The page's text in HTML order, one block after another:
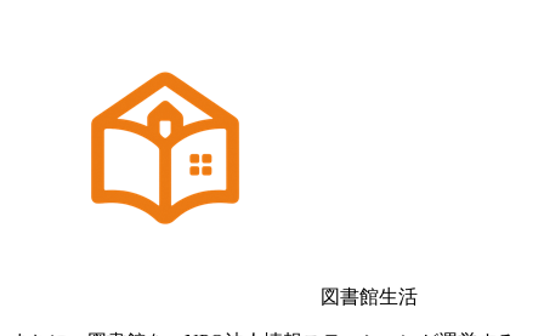
図書館生活